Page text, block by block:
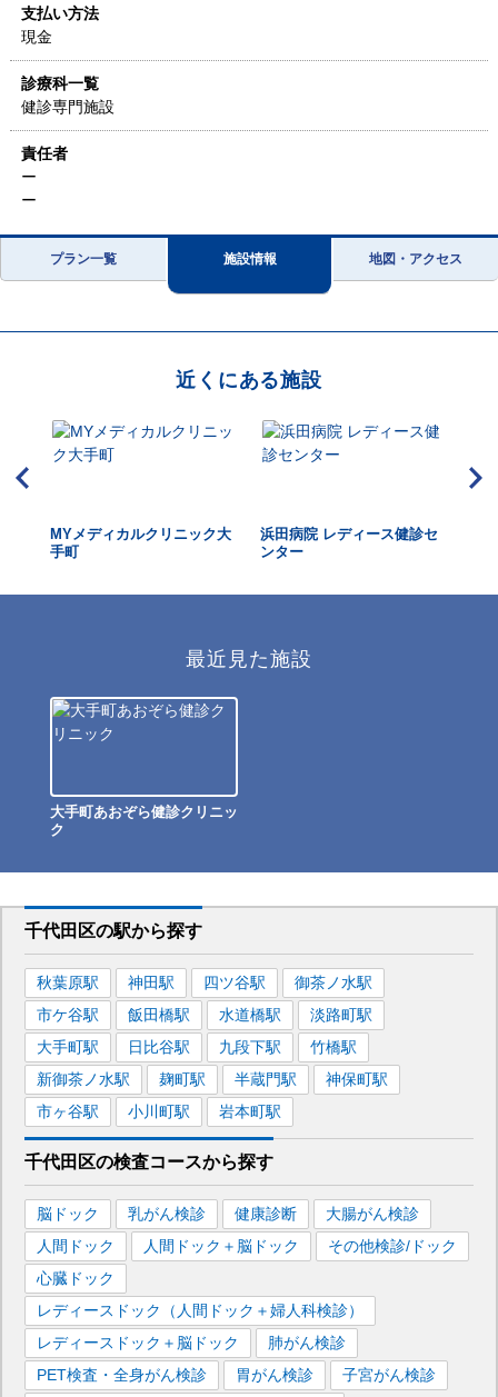
支払い方法
現金
診療科一覧
健診専門施設
責任者
ー
ー
プラン一覧 施設情報 地図・アクセス
近くにある施設
MYメディカルクリニック大
手町
浜田病院 レディース健診セ
ンター
最近見た施設
大手町あおぞら健診クリニッ
ク
千代田区の駅から探す
秋葉原駅 神田駅 四ツ谷駅 御茶ノ水駅
市ケ谷駅 飯田橋駅 水道橋駅 淡路町駅
大手町駅 日比谷駅 九段下駅 竹橋駅
新御茶ノ水駅 麹町駅 半蔵門駅 神保町駅
市ヶ谷駅 小川町駅 岩本町駅
千代田区の検査コースから探す
脳ドック 乳がん検診 健康診断
大腸がん検診
人間ドック
人間ドック＋脳ドック
その他検診/ドック
心臓ドック
レディースドック（人間ドック＋婦人科検診）
レディースドック＋脳ドック
肺がん検診
PET検査・全身がん検診
胃がん検診
子宮がん検診